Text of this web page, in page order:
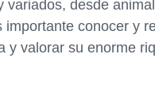
desde
conocer y
y valorar su enorme